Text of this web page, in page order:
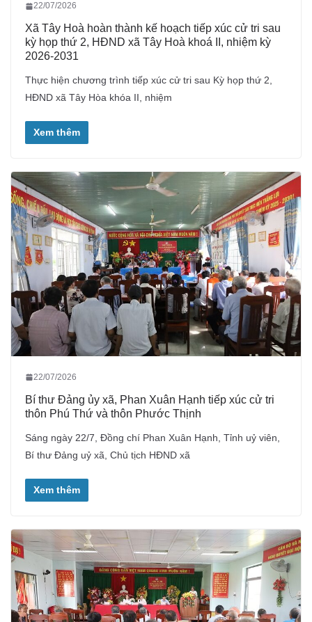
22/07/2026
Xã Tây Hoà hoàn thành kế hoạch tiếp xúc cử tri sau
kỳ họp thứ 2, HĐND xã Tây Hoà khoá II, nhiệm kỳ
2026-2031
Thực hiện chương trình tiếp xúc cử tri sau Kỳ họp thứ 2,
HĐND xã Tây Hòa khóa II, nhiệm
Xem thêm
22/07/2026
Bí thư Đảng ủy xã, Phan Xuân Hạnh tiếp xúc cử tri
thôn Phú Thứ và thôn Phước Thịnh
Sáng ngày 22/7, Đồng chí Phan Xuân Hạnh, Tỉnh uỷ viên,
Bí thư Đảng uỷ xã, Chủ tịch HĐND xã
Xem thêm